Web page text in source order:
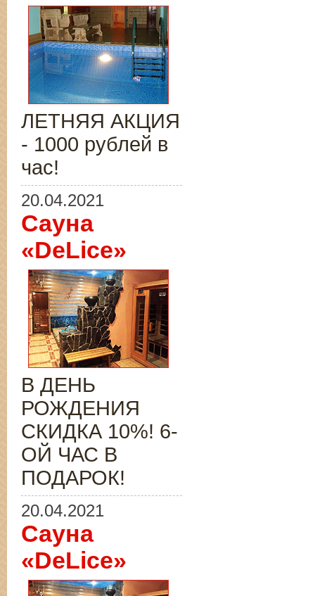
ЛЕТНЯЯ АКЦИЯ
- 1000 рублей в
час!
20.04.2021
Сауна
«DeLice»
В ДЕНЬ
РОЖДЕНИЯ
СКИДКА 10%! 6-
ОЙ ЧАС В
ПОДАРОК!
20.04.2021
Сауна
«DeLice»